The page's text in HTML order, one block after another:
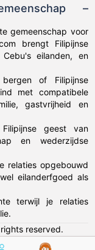
–
gemeenschap voor
brengt Filipijnse
eilanden, en
of Filipijnse
met compatibele
gastvrijheid en
geest van
en wederzijdse
relaties opgebouwd
eilanderfgoed als
terwijl je relaties
reserved.